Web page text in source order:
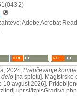
Adobe Acrobat
2024, Preučevanje
delo [na spletu]. Magistrsko
10 avgust 2026].